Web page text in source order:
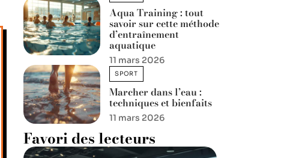
Aqua Training : tout
savoir sur cette méthode
d’entraînement
aquatique
11 mars 2026
SPORT
Marcher dans l’eau :
techniques et bienfaits
11 mars 2026
Favori des lecteurs